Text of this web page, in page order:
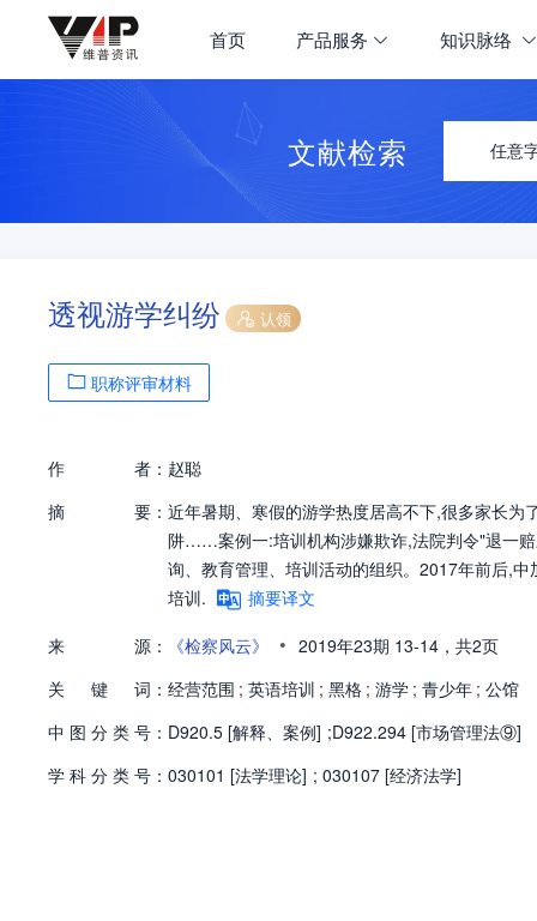
首页 产品服务 知识脉络
文献检索 任意
透视游学纠纷 认领
职称评审材料
作 者： 赵聪
摘
要： 近年暑期、寒假的游学热度居高不下,很多家长
阱……案例一:培训机构涉嫌欺诈,法院判令"退一
询、教育管理、培训活动的组织。2017年前后,
培训.
摘要译文
来
源： 《检察风云》 • 2019年23期 13-14， 共2页
关
键 词： 经营范围 ; 英语培训 ; 黑格 ; 游学 ; 青少年 ; 公馆
中 图 分 类 号： D920.5 [解释、案例] ;D922.294 [市场管理法⑨]
学 科 分 类 号： 030101 [法学理论] ; 030107 [经济法学]